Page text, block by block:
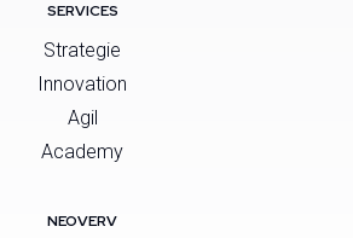
SERVICES
Strategie
Innovation
Agil
Academy
NEOVERV